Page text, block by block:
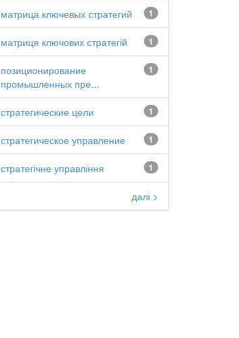
1
матрица ключевых стратегий
1
матриця ключових стратегій
1
позиционирование
промышленных пре...
1
стратегические цели
1
стратегическое управление
1
стратегічне управління
далі >